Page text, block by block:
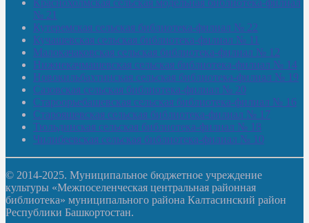
Краснохолмская сельская модельная библиотека-филиал
№ 21
Кутеремская сельская библиотека-филиал № 22
Кучашевская сельская библиотека-филиал № 11
Малокачаковская сельская библиотека-филиал № 12
Нижнекачмашевская сельская библиотека-филиал № 14
Новокильбахтинская сельская библиотека-филиал № 19
Сазовская сельская библиотека-филиал № 20
Староорьебашевская сельская библиотека-филиал № 16
Старояшевская сельская библиотека-филиал № 17
Тюльдинская сельская библиотека-филиал № 18
Чилибеевская сельская библиотека-филиал № 10
© 2014-2025. Муниципальное бюджетное учреждение
культуры «Межпоселенческая центральная районная
библиотека» муниципального района Калтасинский район
Республики Башкортостан.